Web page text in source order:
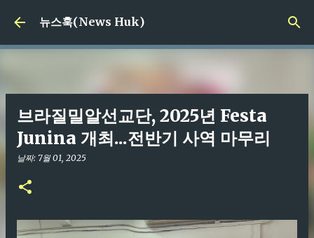
기본 콘텐츠로 건너뛰기
뉴스훅(News Huk)
브라질밀알선교단, 2025년 Festa
Junina 개최...전반기 사역 마무리
날짜: 7월 01, 2025